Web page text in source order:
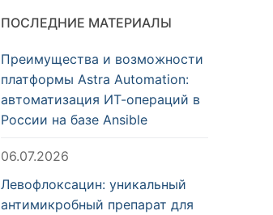
ПОСЛЕДНИЕ МАТЕРИАЛЫ
Преимущества и возможности
платформы Astra Automation:
автоматизация ИТ-операций в
России на базе Ansible
06.07.2026
Левофлоксацин: уникальный
антимикробный препарат для